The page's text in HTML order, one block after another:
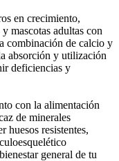
en crecimiento,
mascotas adultas con
combinación de calcio y
absorción y utilización
deficiencias y
con la alimentación
de minerales
huesos resistentes,
general de tu